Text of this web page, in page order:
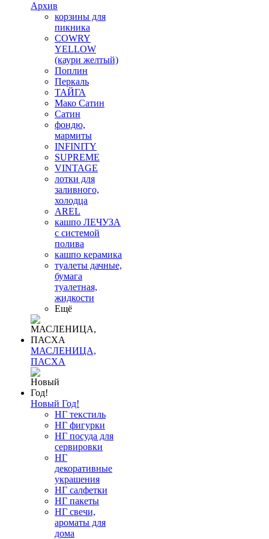
Архив
корзины для
пикника
COWRY
YELLOW
(каури желтый)
Поплин
Перкаль
ТАЙГА
Мако Сатин
Сатин
фондю,
мармиты
INFINITY
SUPREME
VINTAGE
лотки для
заливного,
холодца
AREL
кашпо ЛЕЧУЗА
с системой
полива
кашпо керамика
туалеты дачные,
бумага
туалетная,
жидкости
Ещё
МАСЛЕНИЦА,
ПАСХА
Новый Год!
НГ текстиль
НГ фигурки
НГ посуда для
сервировки
НГ
декоративные
украшения
НГ салфетки
НГ пакеты
НГ свечи,
ароматы для
дома